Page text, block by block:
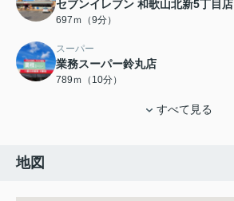
セブンイレブン 和歌山北新5丁目店
697ｍ（9分）
スーパー
業務スーパー鈴丸店
789ｍ（10分）
すべて見る
地図